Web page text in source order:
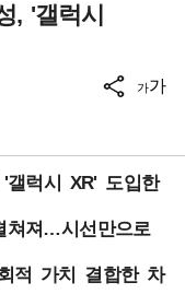
, '갤럭시
가가
럭시 XR' 도입한
져…시선만으로
적 가치 결합한 차